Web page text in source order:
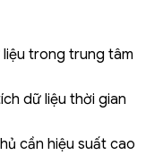
trong trung tâm
dữ liệu thời gian
cần hiệu suất cao